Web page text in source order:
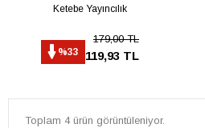
Ketebe Yayıncılık
%33
179,00 TL
119,93 TL
Toplam 4 ürün görüntüleniyor.